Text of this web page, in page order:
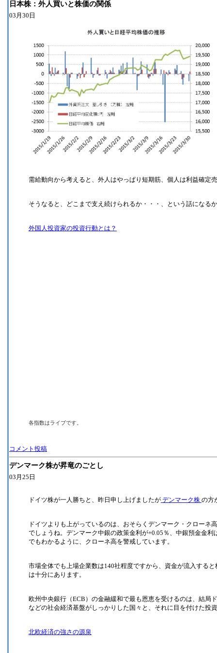
日本株：外人買いと株価の関係
03月30日
需給動向から考えると、外人はやっぱり短期筋、個人は利益確定
そうなると、どこまで支え続けられるか・・・、という話になる
外国人投資家の投資行動とは？
各指数はライブです。
コメント投稿
デンマーク株が昇竜のごとし
03月25日
ドイツ株が一人勝ちと、昨日申し上げましたが デンマーク株 の方
ドイツよりも上がっているのは、おそらくデンマーク・クローネ
でしょうね。デンマーク中銀の政策金利が+0.05％、中銀預金金利
でもわかるように、クローネ高を警戒しています。
市場全体でも上場企業数は140社程度ですから、資金が流入する
は十分にあります。
欧州中央銀行（ECB）の金融緩和で最も恩恵を受けるのは、結局
などの社会経済基盤がしっかりした国々と、それに目を付けた投
北欧経済の強さの源泉